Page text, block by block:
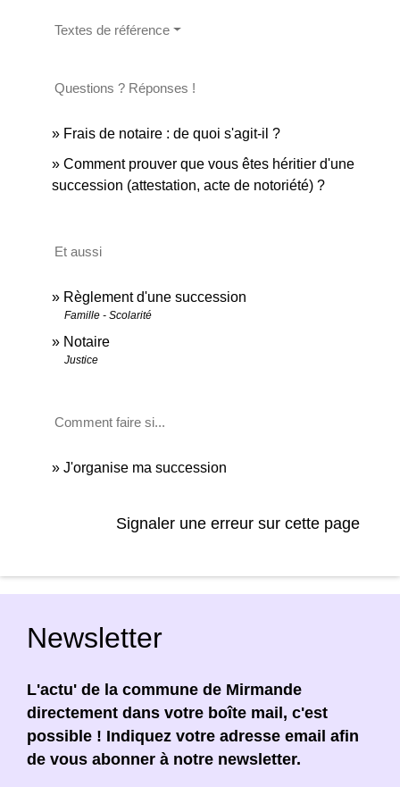
Textes de référence
Questions ? Réponses !
Frais de notaire : de quoi s'agit-il ?
Comment prouver que vous êtes héritier d'une
succession (attestation, acte de notoriété) ?
Et aussi
Règlement d'une succession
Famille - Scolarité
Notaire
Justice
Comment faire si...
J'organise ma succession
Signaler une erreur sur cette page
Newsletter
L'actu' de la commune de Mirmande
directement dans votre boîte mail, c'est
possible ! Indiquez votre adresse email afin
de vous abonner à notre newsletter.